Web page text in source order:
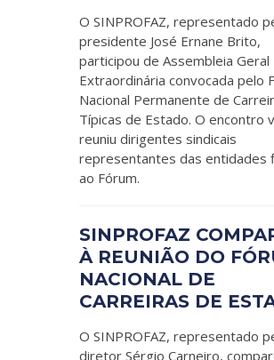
O SINPROFAZ, representado
presidente José Ernane Brito,
participou de Assembleia Geral
Extraordinária convocada pelo
Nacional Permanente de
Típicas de Estado. O encontro
reuniu dirigentes sindicais
representantes das entidades
ao Fórum.
SINPROFAZ
À REUNIÃO DO
NACIONAL DE
CARREIRAS DE
O SINPROFAZ, representado
diretor Sérgio Carneiro,